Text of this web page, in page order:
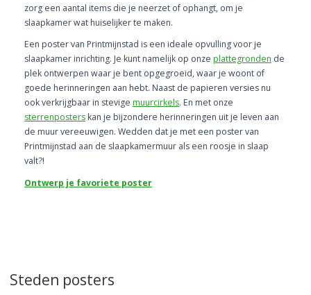
zorg een aantal items die je neerzet of ophangt, om je
slaapkamer wat huiselijker te maken.
Een poster van Printmijnstad is een ideale opvulling voor je
slaapkamer inrichting. Je kunt namelijk op onze plattegronden de
plek ontwerpen waar je bent opgegroeid, waar je woont of
goede herinneringen aan hebt. Naast de papieren versies nu
ook verkrijgbaar in stevige muurcirkels. En met onze
sterrenposters kan je bijzondere herinneringen uit je leven aan
de muur vereeuwigen. Wedden dat je met een poster van
Printmijnstad aan de slaapkamermuur als een roosje in slaap
valt?!
Ontwerp je favoriete poster
Steden posters